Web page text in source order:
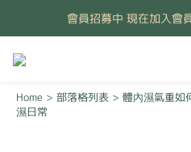
會員招募中 現在加入會
Home > 部落格列表 > 體內濕氣重如
濕日常